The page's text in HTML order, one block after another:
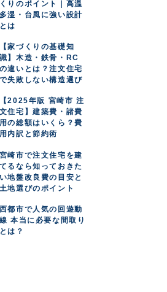
くりのポイント｜高温
多湿・台風に強い設計
とは
【家づくりの基礎知
識】木造・鉄骨・RC
の違いとは？注文住宅
で失敗しない構造選び
【2025年版 宮崎市 注
文住宅】建築費・諸費
用の総額はいくら？費
用内訳と節約術
宮崎市で注文住宅を建
てるなら知っておきた
い地盤改良費の目安と
土地選びのポイント
西都市で人気の回遊動
線 本当に必要な間取り
とは？